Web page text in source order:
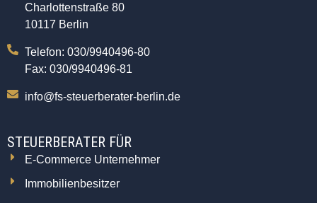
Charlottenstraße 80
10117 Berlin
Telefon: 030/9940496-80
Fax: 030/9940496-81
info@fs-steuerberater-berlin.de
STEUERBERATER FÜR
E-Commerce Unternehmer
Immobilienbesitzer